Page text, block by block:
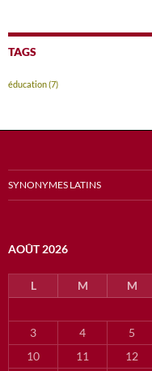
TAGS
éducation(7)
SYNONYMES LATINS
AOÛT 2026
L M M
3
4 5
10
11 12